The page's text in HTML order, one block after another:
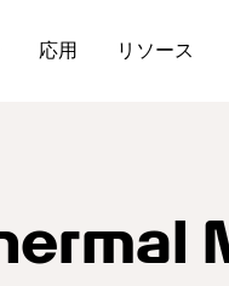
応用 リソース